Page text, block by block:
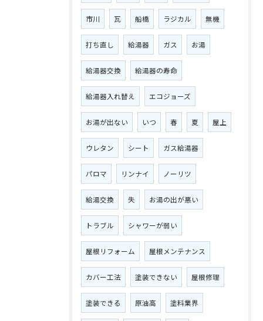
市川 瓦 船橋 ラジカル 無機
打ち直し 給湯器 ガス お湯
給湯器交換 給湯器の寿命
給湯器入れ替え エコジョーズ
お湯が出ない いつ 春 夏 屋上
ウレタン シート ガス給湯器
パロマ リンナイ ノーリツ
給湯交換 失 お湯の出が悪い
トラブル シャワーが弱い
屋根リフォーム 屋根メンテナンス
カバー工法 塗装できない 屋根修理
塗装できる 原油高 塗料業界